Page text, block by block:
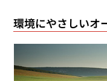
環境にやさしいオ